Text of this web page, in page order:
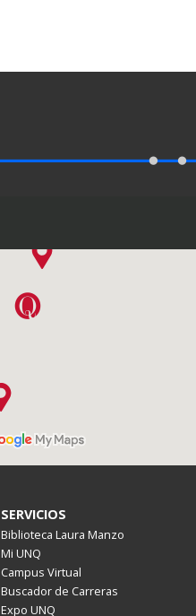
SERVICIOS
Biblioteca Laura Manzo
Mi UNQ
Campus Virtual
Buscador de Carreras
Expo UNQ